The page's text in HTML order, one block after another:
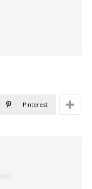
Pinterest